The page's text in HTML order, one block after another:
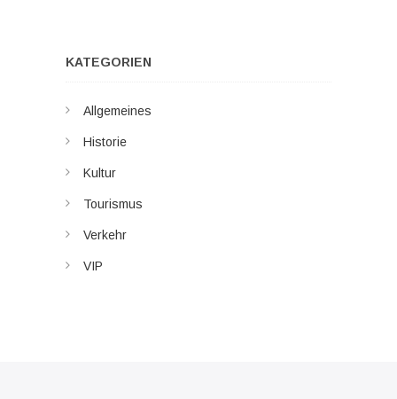
KATEGORIEN
Allgemeines
Historie
Kultur
Tourismus
Verkehr
VIP